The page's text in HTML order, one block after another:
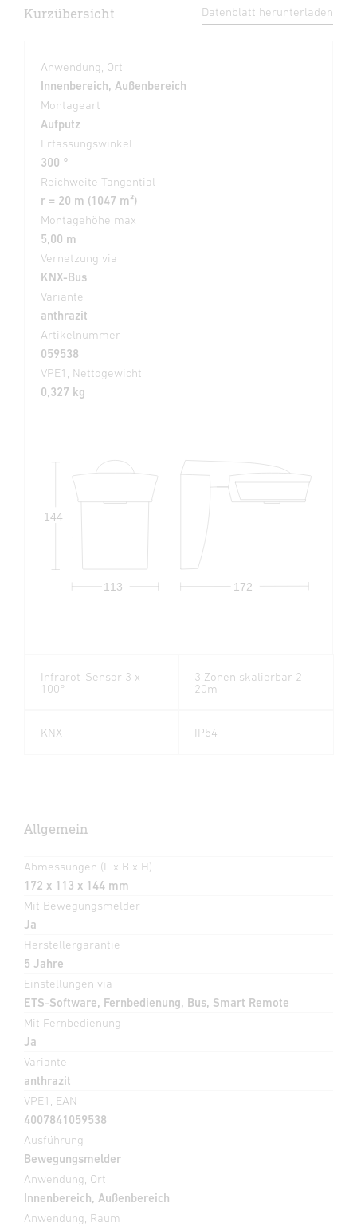
Kurzübersicht Datenblatt herunterladen
Anwendung, Ort
Innenbereich, Außenbereich
Montageart
Aufputz
Erfassungswinkel
300 °
Reichweite Tangential
r = 20 m (1047 m²)
Montagehöhe max
5,00 m
Vernetzung via
KNX-Bus
Variante
anthrazit
Artikelnummer
059538
VPE1, Nettogewicht
0,327 kg
172
113
144
Infrarot-Sensor 3 x
100°
3 Zonen skalierbar 2-
20m
KNX IP54
Allgemein
Abmessungen (L x B x H)
172 x 113 x 144 mm
Mit Bewegungsmelder
Ja
Herstellergarantie
5 Jahre
Einstellungen via
ETS-Software, Fernbedienung, Bus, Smart Remote
Mit Fernbedienung
Ja
Variante
anthrazit
VPE1, EAN
4007841059538
Ausführung
Bewegungsmelder
Anwendung, Ort
Innenbereich, Außenbereich
Anwendung, Raum